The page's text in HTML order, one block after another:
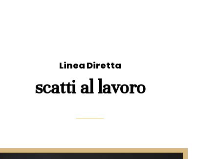
Linea Diretta
scatti al lavoro